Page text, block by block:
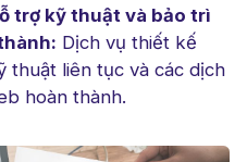
trợ kỹ thuật và bảo trì
Dịch vụ thiết kế
thuật liên tục và các dịch
hoàn thành.